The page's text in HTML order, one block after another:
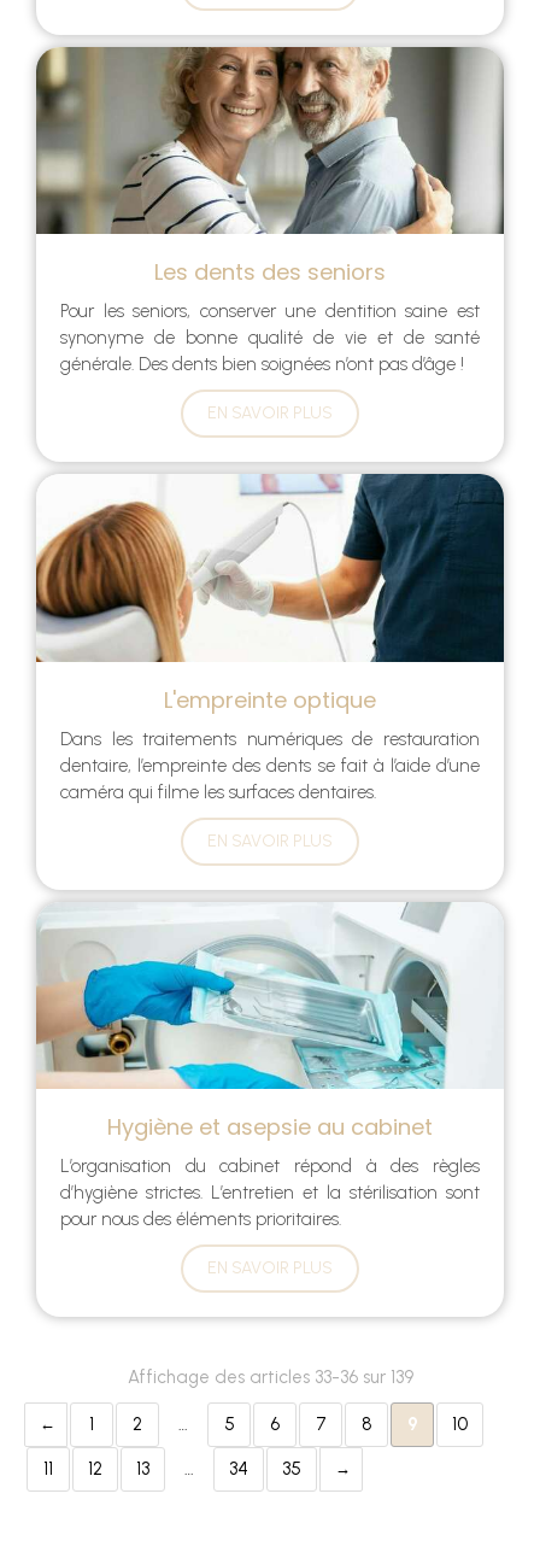
Les dents des seniors
Pour les seniors, conserver une dentition saine est
synonyme de bonne qualité de vie et de santé
générale. Des dents bien soignées n’ont pas d’âge !
EN SAVOIR PLUS
L'empreinte optique
Dans les traitements numériques de restauration
dentaire, l’empreinte des dents se fait à l’aide d’une
caméra qui filme les surfaces dentaires.
EN SAVOIR PLUS
Hygiène et asepsie au cabinet
L’organisation du cabinet répond à des règles
d’hygiène strictes. L’entretien et la stérilisation sont
pour nous des éléments prioritaires.
EN SAVOIR PLUS
Affichage des articles 33-36 sur 139
1 2 … 5 6 7 8 9 10
11 12 13 … 34 35